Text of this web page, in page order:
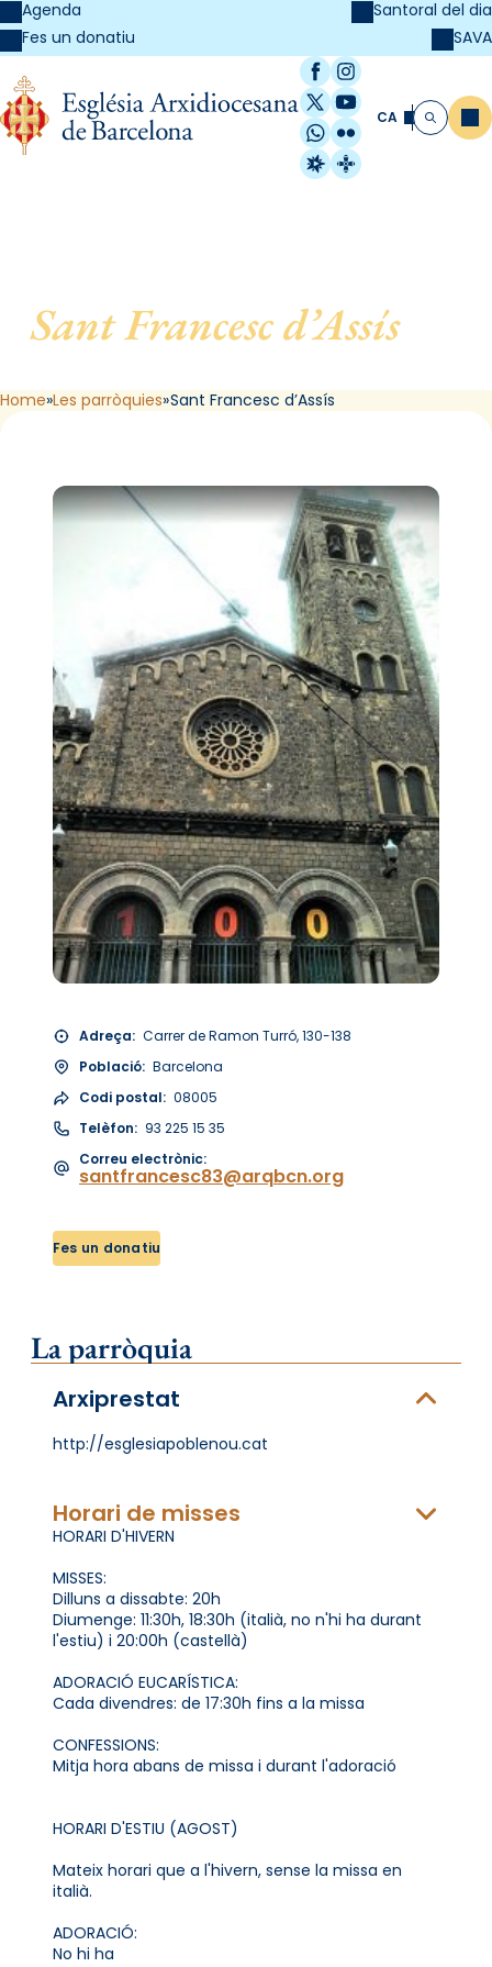
Agenda
Fes un donatiu
Santoral del dia
SAVA
Facebook
Instagram
X / Twitter
YouTube
WhatsApp
Flickr
Radio Estel
Catalunya
CA Cerca
Sant Francesc d’Assís, de
Home Les parròquies Sant Francesc d’Assís
Adreça: Carrer de Ramon Turró, 130-138
Població: Barcelona
Codi postal: 08005
Telèfon: 93 225 15 35
Correu electrònic:
santfrancesc83@arqbcn.org
Fes un donatiu
La parròquia
Arxiprestat
http://esglesiapoblenou.cat
Horari de misses
HORARI D'HIVERN
MISSES:
Dilluns a dissabte: 20h
Diumenge: 11:30h, 18:30h (italià, no n'hi ha durant
l'estiu) i 20:00h (castellà)
ADORACIÓ EUCARÍSTICA:
Cada divendres: de 17:30h fins a la missa
CONFESSIONS:
Mitja hora abans de missa i durant l'adoració
HORARI D'ESTIU (AGOST)
Mateix horari que a l'hivern, sense la missa en
italià.
ADORACIÓ:
No hi ha